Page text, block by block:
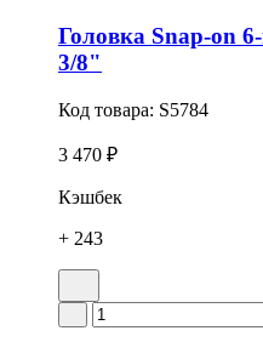
Головка Snap-on
3/8"
Код товара: S5784
3 470 ₽
Кэшбек
+ 243